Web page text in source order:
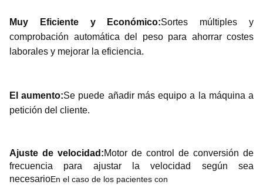
Muy Eficiente y Económico:Sortes múltiples y
comprobación automática del peso para ahorrar costes
laborales y mejorar la eficiencia.
El aumento:Se puede añadir más equipo a la máquina a
petición del cliente.
Ajuste de velocidad:Motor de control de conversión de
frecuencia para ajustar la velocidad según sea
necesarioEn el caso de los pacientes con